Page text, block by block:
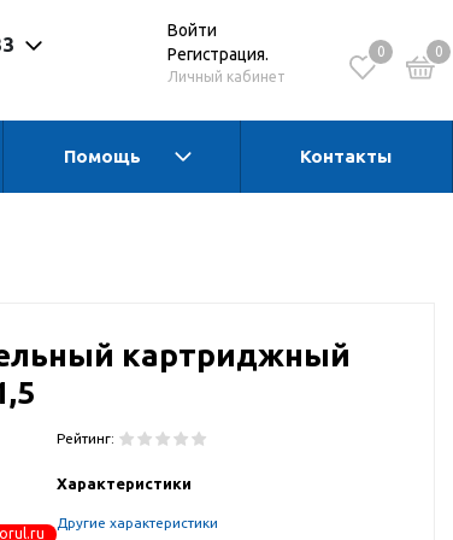
Войти
Регистрация.
Личный кабинет
0 0
Помощь Контакты
картриджный
Характеристики
Другие характеристики
Рейтинг: